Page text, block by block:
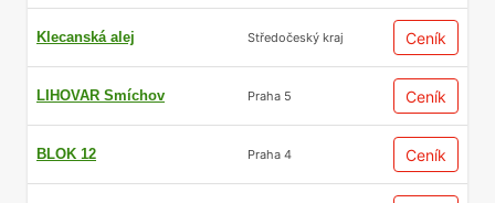
Klecanská alej Středočeský kraj Ceník
LIHOVAR Smíchov Praha 5 Ceník
BLOK 12 Praha 4 Ceník